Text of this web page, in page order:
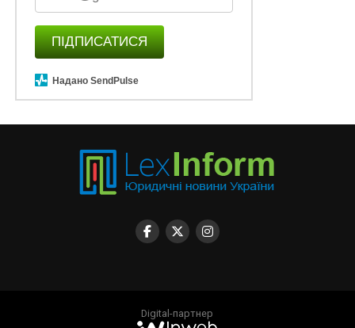
ПІДПИСАТИСЯ
Надано SendPulse
Digital-партнер